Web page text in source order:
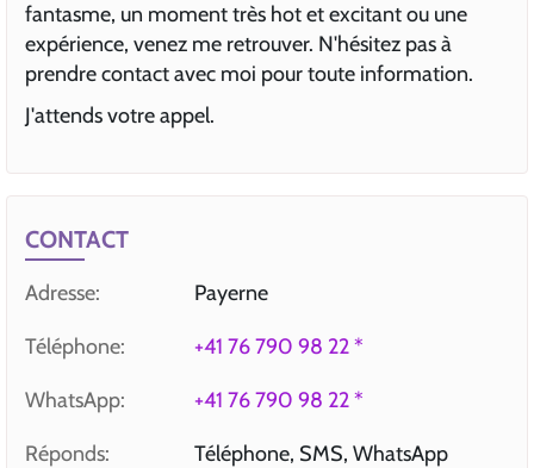
fantasme, un moment très hot et excitant ou une
expérience, venez me retrouver. N'hésitez pas à
prendre contact avec moi pour toute information.
J'attends votre appel.
CONTACT
Adresse: Payerne
Téléphone: +41 76 790 98 22 *
WhatsApp: +41 76 790 98 22 *
Réponds: Téléphone, SMS, WhatsApp